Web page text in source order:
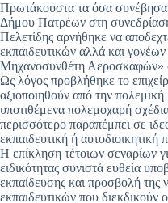
Πρωτάκουστα τα όσα
Δήμου Πατρέων στη
Πελετίδης αρνήθηκε να
εκπαιδευτικών αλλά και γονέων
Μηχανοσυνθέτη
Ως λόγος προβλήθηκε το
αξιοποιηθούν από την
υποτιθέμενα πολεμοχαρή
περισσότερο παραπέμπει σε
εκπαιδευτική ή αυτοδιοικητική
Η επίκληση τέτοιων σεναρίων
ειδικότητας συνιστά ευθεία
εκπαίδευσης και προσβολή
εκπαιδευτικών που διεκδικούν